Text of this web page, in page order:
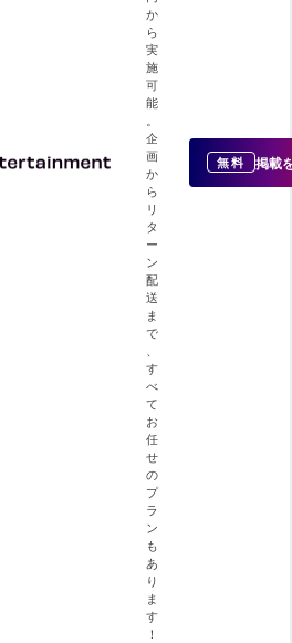
か
ら
実
施
可
能
企
画
か
ら
リ
タ
ー
ン
配
送
ま
で
す
べ
て
お
任
せ
の
プ
ラ
ン
も
あ
り
ま
す
！
無料 掲載